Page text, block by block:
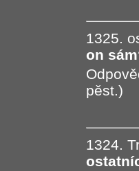
1325.
on
pěst.)
1324.